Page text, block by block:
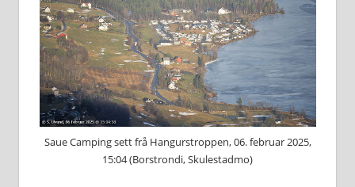
Saue Camping sett frå Hangurstroppen, 06. februar 2025,
15:04 (Borstrondi, Skulestadmo)